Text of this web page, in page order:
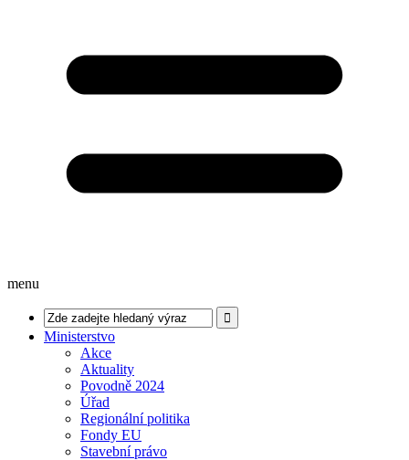
menu
Ministerstvo
Akce
Aktuality
Povodně 2024
Úřad
Regionální politika
Fondy EU
Stavební právo